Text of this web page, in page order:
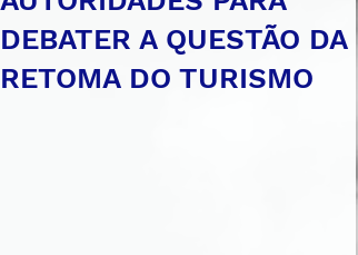
DEBATER A QUESTÃO DA
RETOMA DO TURISMO